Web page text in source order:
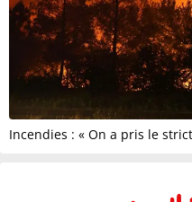
Incendies : « On a pris le